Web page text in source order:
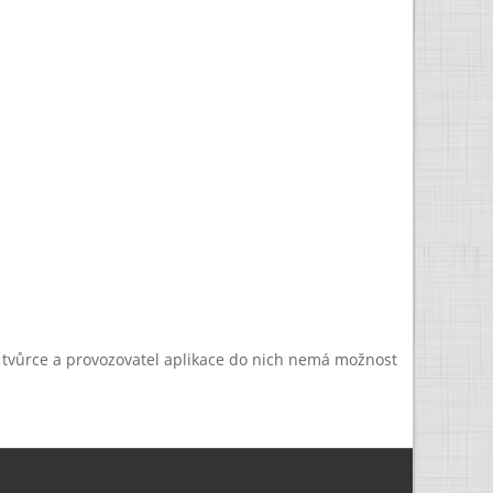
a provozovatel aplikace do nich nemá možnost